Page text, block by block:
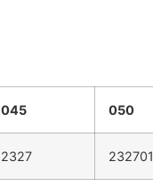
045 050
2327 232701